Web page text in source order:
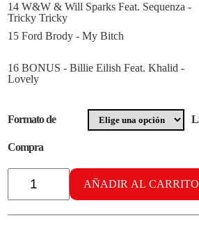
14 W&W & Will Sparks Feat. Sequenza -
Tricky Tricky
15 Ford Brody - My Bitch
16 BONUS - Billie Eilish Feat. Khalid -
Lovely
Formato de
Compra
Radikal
Aerobike
cantidad
AÑADIR AL CARRITO